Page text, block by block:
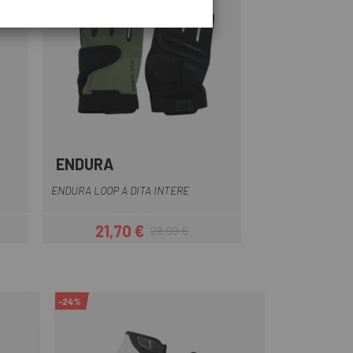
Grigio
ENDURA
ENDURA LOOP A DITA INTERE
Prezzo
21,70 €Prezzo base
28,99 €
-24%